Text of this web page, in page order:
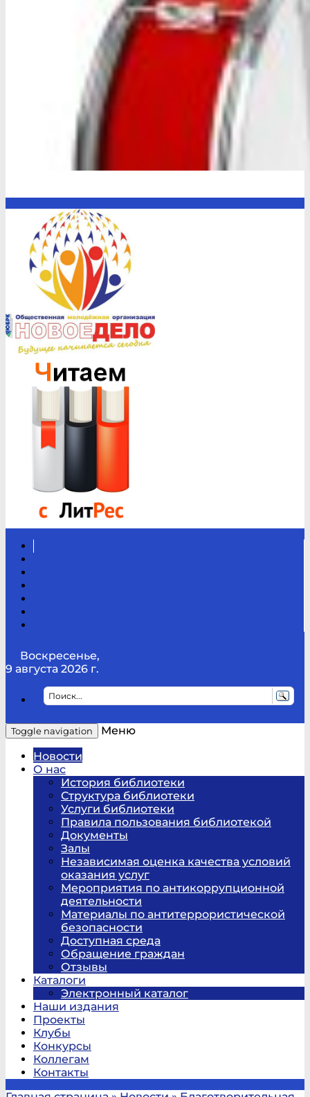
Воскресенье,
9 августа 2026 г.
Toggle navigation
Меню
Новости
О нас
История библиотеки
Структура библиотеки
Услуги библиотеки
Правила пользования библиотекой
Документы
Залы
Независимая оценка качества условий
оказания услуг
Мероприятия по антикоррупционной
деятельности
Материалы по антитеррористической
безопасности
Доступная среда
Обращение граждан
Отзывы
Каталоги
Электронный каталог
Наши издания
Проекты
Клубы
Конкурсы
Коллегам
Контакты